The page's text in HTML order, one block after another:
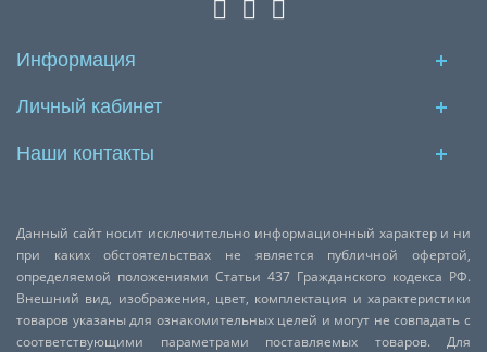
Информация
Личный кабинет
Наши контакты
Данный сайт носит исключительно информационный характер и ни
при каких обстоятельствах не является публичной офертой,
определяемой положениями Статьи 437 Гражданского кодекса РФ.
Внешний вид, изображения, цвет, комплектация и характеристики
товаров указаны для ознакомительных целей и могут не совпадать с
соответствующими параметрами поставляемых товаров. Для